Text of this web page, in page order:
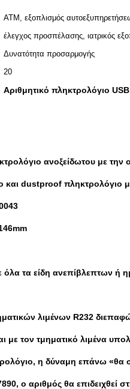
ATM, εξοπλισμός
έλεγχος προσπέλασης, ιατρικός
Δυνατότητα προσαρμογής
20
Αριθμητικό πληκτρολόγιο USB
ανοξείδωτου με την
dustproof πληκτρολόγιο
τα είδη ανεπίβλεπτων ή
λιμένων R232
με τον τμηματικό λιμένα
η δύναμη επάνω «θα
ο αριθμός θα